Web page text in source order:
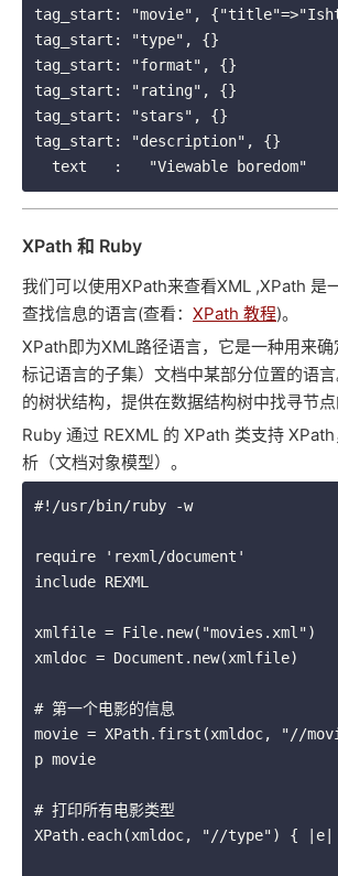
tag_start: "movie",
tag_start: "type", {}
tag_start: "format", {}
tag_start: "rating", {}
tag_start: "stars", {}
tag_start: "description", {}
XPath 和 Ruby
我们可以使用XPath来查看XML ,XPath 是
查找信息的语言(查看： XPath 教程)。
XPath即为XML路径语言，它是一种用来
标记语言的子集）文档中某部分位置的语
的树状结构，提供在数据结构树中找寻节点
Ruby 通过 REXML 的 XPath 类支持
析（文档对象模型）。
#!/usr/bin/ruby -w
require 'rexml/document'
include REXML
xmlfile = File.new("movies.xml")
xmldoc = Document.new(xmlfile)
# 第一个电影的信息
movie = XPath.first(xmldoc, "//
p movie
# 打印所有电影类型
XPath.each(xmldoc, "//type") {